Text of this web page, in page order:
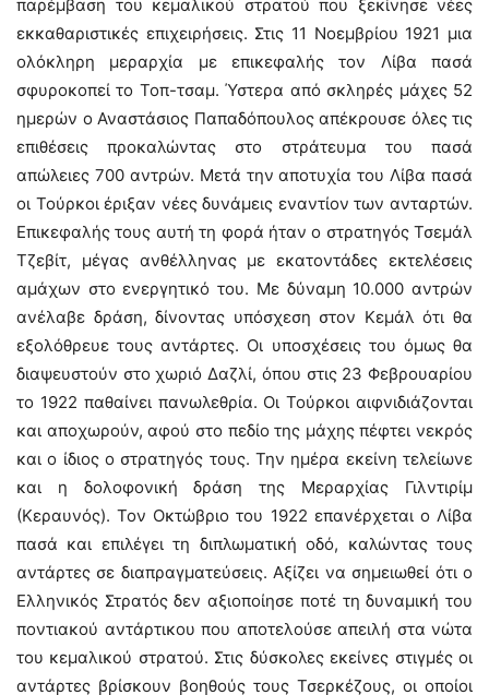
παρέμβαση του κεμαλικού στρατού που ξεκίνησε νέες
εκκαθαριστικές επιχειρήσεις. Στις 11 Νοεμβρίου 1921 μια
ολόκληρη μεραρχία με επικεφαλής τον Λίβα πασά
σφυροκοπεί το Τοπ-τσαμ. Ύστερα από σκληρές μάχες 52
ημερών ο Αναστάσιος Παπαδόπουλος απέκρουσε όλες τις
επιθέσεις προκαλώντας στο στράτευμα του πασά
απώλειες 700 αντρών. Μετά την αποτυχία του Λίβα πασά
οι Τούρκοι έριξαν νέες δυνάμεις εναντίον των ανταρτών.
Επικεφαλής τους αυτή τη φορά ήταν ο στρατηγός Τσεμάλ
Τζεβίτ, μέγας ανθέλληνας με εκατοντάδες εκτελέσεις
αμάχων στο ενεργητικό του. Με δύναμη 10.000 αντρών
ανέλαβε δράση, δίνοντας υπόσχεση στον Κεμάλ ότι θα
εξολόθρευε τους αντάρτες. Οι υποσχέσεις του όμως θα
διαψευστούν στο χωριό Δαζλί, όπου στις 23 Φεβρουαρίου
το 1922 παθαίνει πανωλεθρία. Οι Τούρκοι αιφνιδιάζονται
και αποχωρούν, αφού στο πεδίο της μάχης πέφτει νεκρός
και ο ίδιος ο στρατηγός τους. Την ημέρα εκείνη τελείωνε
και η δολοφονική δράση της Μεραρχίας Γιλντιρίμ
(Κεραυνός). Τον Οκτώβριο του 1922 επανέρχεται ο Λίβα
πασά και επιλέγει τη διπλωματική οδό, καλώντας τους
αντάρτες σε διαπραγματεύσεις. Αξίζει να σημειωθεί ότι ο
Ελληνικός Στρατός δεν αξιοποίησε ποτέ τη δυναμική του
ποντιακού αντάρτικου που αποτελούσε απειλή στα νώτα
του κεμαλικού στρατού. Στις δύσκολες εκείνες στιγμές οι
αντάρτες βρίσκουν βοηθούς τους Τσερκέζους, οι οποίοι